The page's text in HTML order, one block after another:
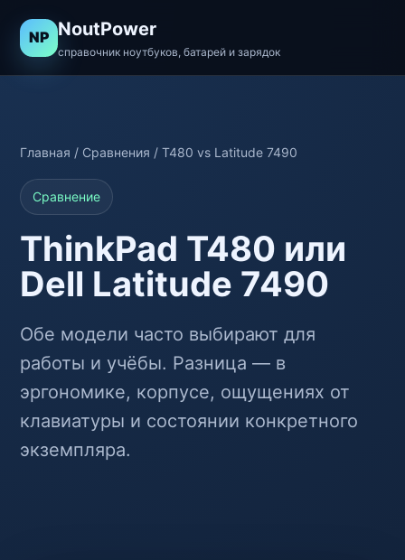
NP NoutPower
справочник ноутбуков, батарей и зарядок
Главная / Сравнения / T480 vs Latitude 7490
Сравнение
ThinkPad T480 или
Dell Latitude 7490
Обе модели часто выбирают для
работы и учёбы. Разница — в
эргономике, корпусе, ощущениях от
клавиатуры и состоянии конкретного
экземпляра.